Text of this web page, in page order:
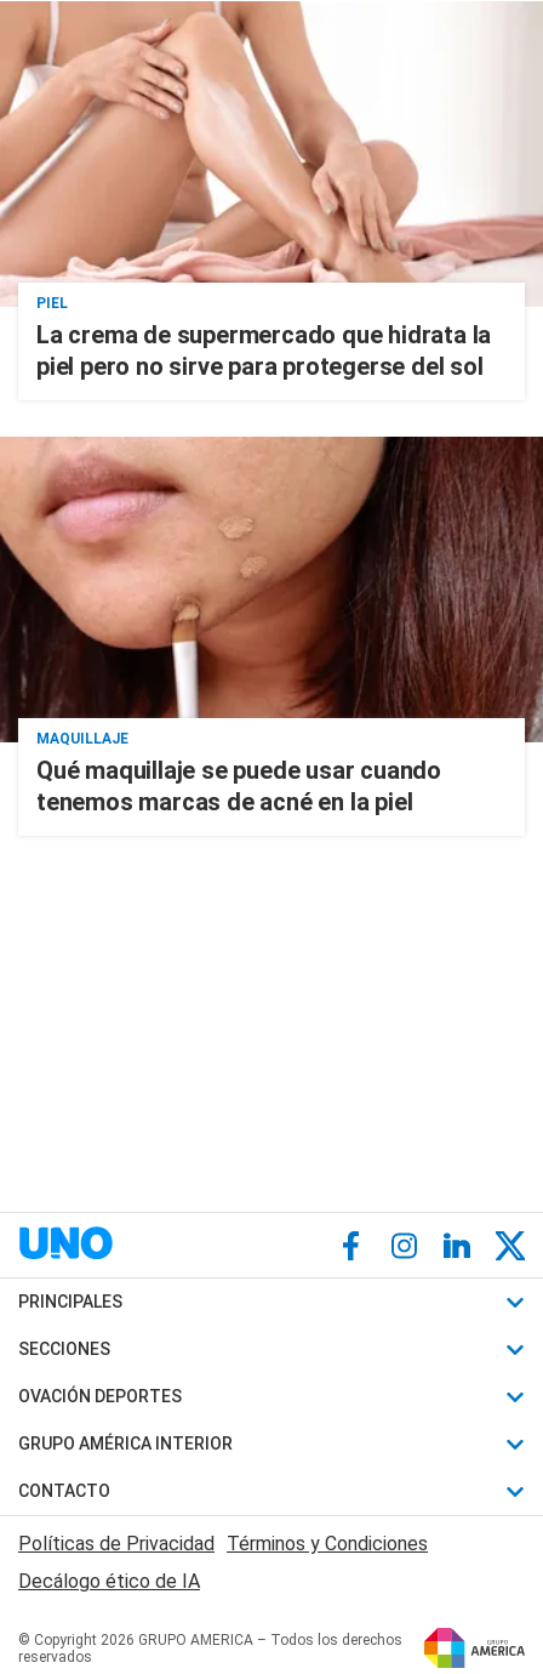
PIEL
La crema de supermercado que hidrata la
piel pero no sirve para protegerse del sol
MAQUILLAJE
Qué maquillaje se puede usar cuando
tenemos marcas de acné en la piel
PRINCIPALES
Últimas Noticias
Política
Judiciales
Economia
SECCIONES
Horóscopo
Motores
Trucos caseros
Series y Películas
Edictos y Solicitadas
OVACIÓN DEPORTES
Fútbol
Mundial
Automovilismo
Rugby
Básquet
GRUPO AMÉRICA INTERIOR
Canal 7 en Vivo
San Juan 8
CONTACTO
Acerca de Nosotros
Contactanos
Políticas de Privacidad Términos y Condiciones
Decálogo ético de IA
© Copyright 2026 GRUPO AMERICA – Todos los derechos
reservados